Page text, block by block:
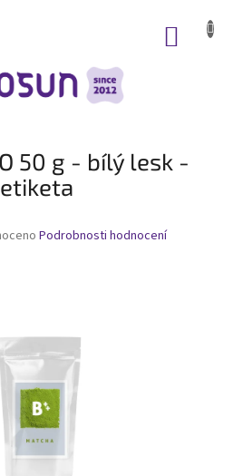
50 g - bílý lesk -
Podrobnosti hodnocení